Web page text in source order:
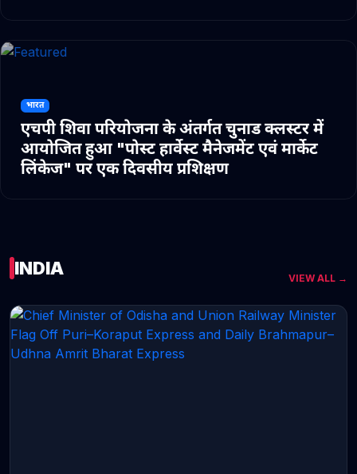
भारत
एचपी शिवा परियोजना के अंतर्गत चुनाड क्लस्टर में
आयोजित हुआ "पोस्ट हार्वेस्ट मैनेजमेंट एवं मार्केट
लिंकेज" पर एक दिवसीय प्रशिक्षण
INDIA VIEW ALL →